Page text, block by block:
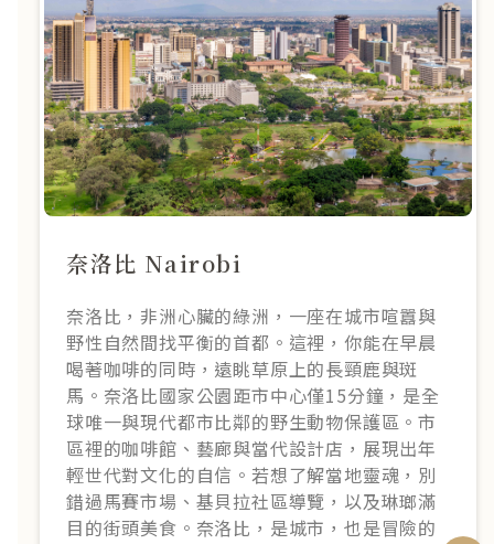
奈洛比 Nairobi
奈洛比，非洲心臟的綠洲，一座在城市喧囂與
野性自然間找平衡的首都。這裡，你能在早晨
喝著咖啡的同時，遠眺草原上的長頸鹿與斑
馬。奈洛比國家公園距市中心僅15分鐘，是全
球唯一與現代都市比鄰的野生動物保護區。市
區裡的咖啡館、藝廊與當代設計店，展現出年
輕世代對文化的自信。若想了解當地靈魂，別
錯過馬賽市場、基貝拉社區導覽，以及琳瑯滿
目的街頭美食。奈洛比，是城市，也是冒險的